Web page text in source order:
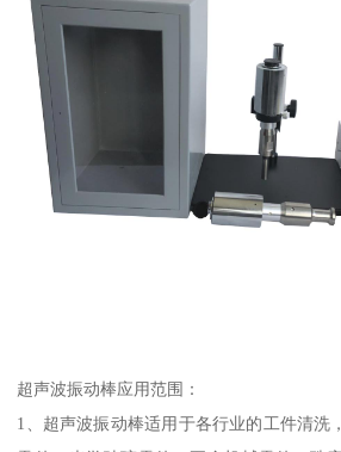
超声波振动棒应用范围：
1、超声波振动棒适用于各行业的工件清洗